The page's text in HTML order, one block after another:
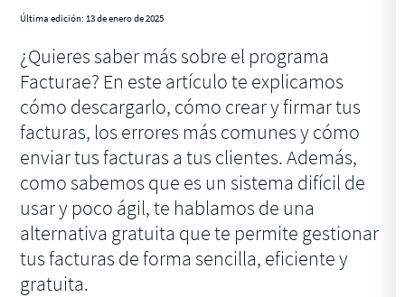
Última edición: 13 de enero de 2025
¿Quieres saber más sobre el programa
Facturae? En este artículo te explicamos
cómo descargarlo, cómo crear y firmar tus
facturas, los errores más comunes y cómo
enviar tus facturas a tus clientes. Además,
como sabemos que es un sistema difícil de
usar y poco ágil, te hablamos de una
alternativa gratuita que te permite gestionar
tus facturas de forma sencilla, eficiente y
gratuita.